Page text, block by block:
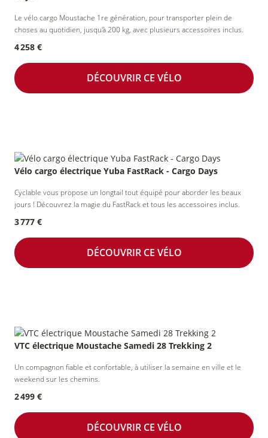
Le vélo cargo Moustache 1re génération, pour transporter plein de
choses au quotidien, jusqu'à 200 kg, avec plusieurs accessoires inclus.
4 258 €
DÉCOUVRIR CE VÉLO
Vélo cargo électrique Yuba FastRack - Cargo Days
Cyclable vous propose un longtail tout équipé pour aborder les beaux
jours ! Découvrez la magie du FastRack et tous les accessoires inclus.
3 777 €
DÉCOUVRIR CE VÉLO
VTC électrique Moustache Samedi 28 Trekking 2
Un compagnon fiable et confortable, à utiliser la semaine en ville et le
weekend sur les chemins.
2 499 €
DÉCOUVRIR CE VÉLO